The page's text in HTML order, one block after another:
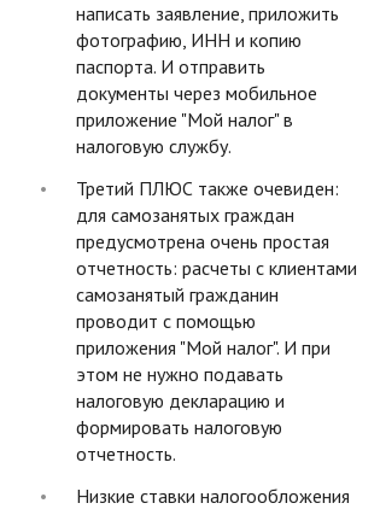
написать заявление, приложить
фотографию, ИНН и копию
паспорта. И отправить
документы через мобильное
приложение "Мой налог" в
налоговую службу.
Третий ПЛЮС также очевиден:
для самозанятых граждан
предусмотрена очень простая
отчетность: расчеты с клиентами
самозанятый гражданин
проводит с помощью
приложения "Мой налог". И при
этом не нужно подавать
налоговую декларацию и
формировать налоговую
отчетность.
Низкие ставки налогообложения